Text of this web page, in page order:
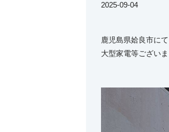
2025-09-04
鹿児島県姶良市に
大型家電等ございま